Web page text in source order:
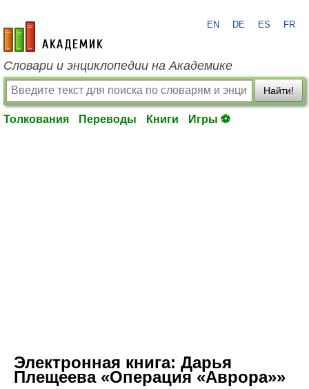
academic.ru
EN DE ES FR
Словари и энциклопедии на Академике
Найти!
Толкования Переводы Книги Игры ⚽
Электронная книга: Дарья
Плещеева «Операция «Аврора»»